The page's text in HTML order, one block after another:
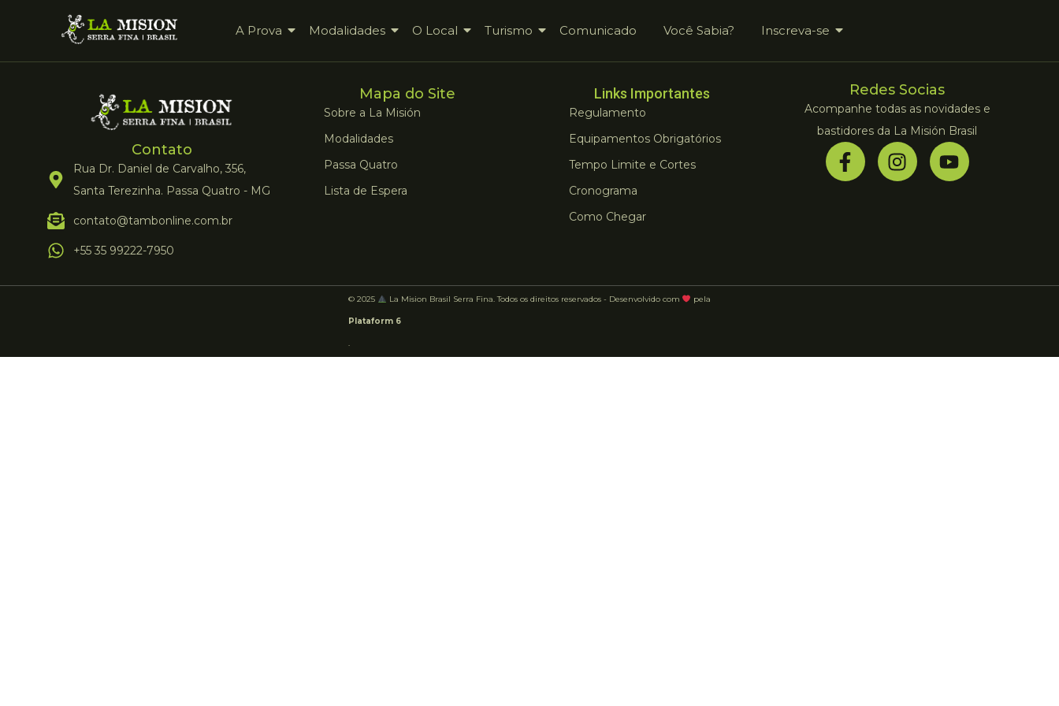
A Prova Modalidades O Local Turismo Comunicado Você Sabia? Inscreva-se
Contato
Rua Dr. Daniel de Carvalho, 356,
Santa Terezinha. Passa Quatro - MG
contato@tambonline.com.br
+55 35 99222-7950
Mapa do Site
Sobre a La Misión
Modalidades
Passa Quatro
Lista de Espera
Links Importantes
Regulamento
Equipamentos Obrigatórios
Tempo Limite e Cortes
Cronograma
Como Chegar
Redes Socias
Acompanhe todas as novidades e
bastidores da La Misión Brasil
© 2025 La Mision Brasil Serra Fina. Todos os direitos reservados - Desenvolvido com pela
Plataform 6
.